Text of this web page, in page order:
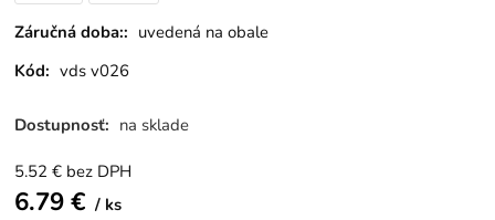
Záručná doba:: uvedená na obale
Kód: vds v026
Dostupnosť: na sklade
5.52 € bez DPH
6.79€ ks